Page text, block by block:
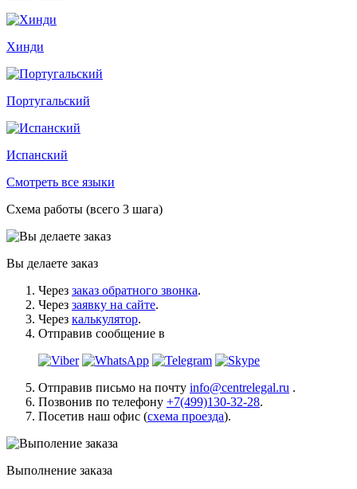
Хинди
Португальский
Испанский
Смотреть все языки
Схема работы (всего 3 шага)
Вы делаете заказ
Через заказ обратного звонка.
Через заявку на сайте.
Через калькулятор.
Отправив сообщение в
Отправив письмо на почту info@centrelegal.ru .
Позвонив по телефону +7(499)130-32-28.
Посетив наш офис (схема проезда).
Выполнение заказа